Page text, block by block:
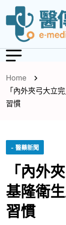
Home
「內外夾弓大立
習慣
- 醫藥新聞
「內外
基隆衛
習慣